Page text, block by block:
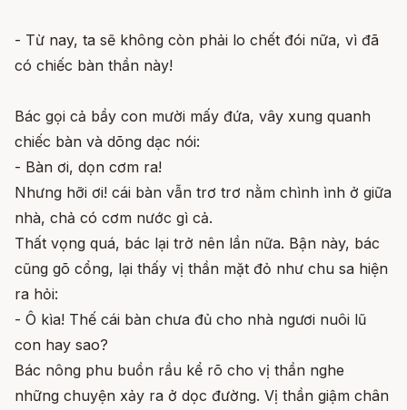
- Từ nay, ta sẽ không còn phải lo chết đói nữa, vì đã
có chiếc bàn thần này!
Bác gọi cả bầy con mười mấy đứa, vây xung quanh
chiếc bàn và dõng dạc nói:
- Bàn ơi, dọn cơm ra!
Nhưng hỡi ơi! cái bàn vẫn trơ trơ nằm chình ình ở giữa
nhà, chả có cơm nước gì cả.
Thất vọng quá, bác lại trở nên lần nữa. Bận này, bác
cũng gõ cổng, lại thấy vị thần mặt đỏ như chu sa hiện
ra hỏi:
- Ô kìa! Thế cái bàn chưa đủ cho nhà ngươi nuôi lũ
con hay sao?
Bác nông phu buồn rầu kể rõ cho vị thần nghe
những chuyện xảy ra ở dọc đường. Vị thần giậm chân